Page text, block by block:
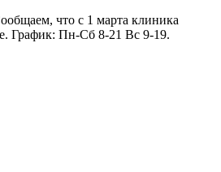
что с 1 марта клиника
График: Пн-Сб 8-21 Вс 9-19.